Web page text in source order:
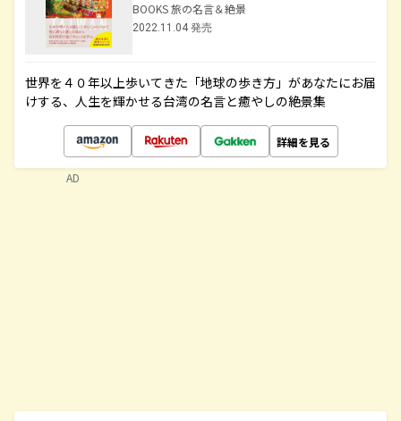
BOOKS 旅の名言＆絶景
2022.11.04 発売
世界を４０年以上歩いてきた「地球の歩き方」があなたにお届
けする、人生を輝かせる台湾の名言と癒やしの絶景集
詳細を見る
AD